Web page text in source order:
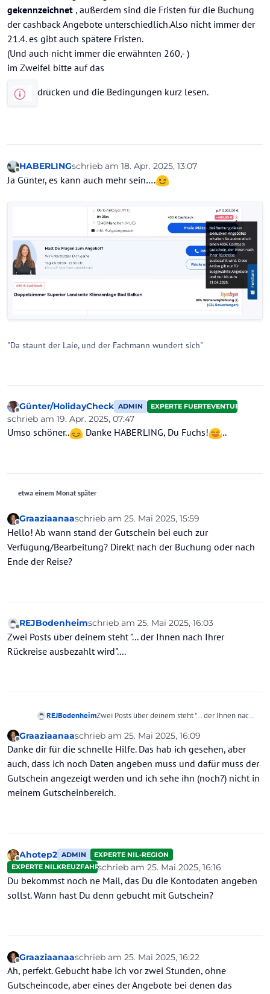
gekennzeichnet , außerdem sind die Fristen für die Buchung
der cashback Angebote unterschiedlich.Also nicht immer der
21.4. es gibt auch spätere Fristen.
(Und auch nicht immer die erwähnten 260,- )
im Zweifel bitte auf das
drücken und die Bedingungen kurz lesen.
Offline
HABERLINGschrieb am 18. Apr. 2025, 13:07
zuletzt editiert von
Ja Günter, es kann auch mehr sein….
"Da staunt der Laie, und der Fachmann wundert sich"
Offline
Günter/HolidayCheck ADMIN EXPERTE FUERTEVENTURA
schrieb am 19. Apr. 2025, 07:47
zuletzt editiert von
Umso schöner.. Danke HABERLING, Du Fuchs! ..
etwa einem Monat später
Offline
Graaziaanaaschrieb am 25. Mai 2025, 15:59
zuletzt editiert von
Hello! Ab wann stand der Gutschein bei euch zur
Verfügung/Bearbeitung? Direkt nach der Buchung oder nach
Ende der Reise?
Offline
REJBodenheimschrieb am 25. Mai 2025, 16:03
zuletzt editiert von
Zwei Posts über deinem steht "... der Ihnen nach Ihrer
Rückreise ausbezahlt wird"....
REJBodenheimZwei Posts über deinem steht "... der Ihnen nach
Offline
Graaziaanaaschrieb am 25. Mai 2025, 16:09
zuletzt editiert von
Danke dir für die schnelle Hilfe. Das hab ich gesehen, aber
auch, dass ich noch Daten angeben muss und dafür muss der
Gutschein angezeigt werden und ich sehe ihn (noch?) nicht in
meinem Gutscheinbereich.
Offline
Ahotep2 ADMIN
EXPERTE NIL-REGION
EXPERTE NILKREUZFAHRTENschrieb am 25. Mai 2025, 16:16
zuletzt editiert von
Du bekommst noch ne Mail, das Du die Kontodaten angeben
sollst. Wann hast Du denn gebucht mit Gutschein?
Offline
Graaziaanaaschrieb am 25. Mai 2025, 16:22
zuletzt editiert von
Ah, perfekt. Gebucht habe ich vor zwei Stunden, ohne
Gutscheincode, aber eines der Angebote bei denen das